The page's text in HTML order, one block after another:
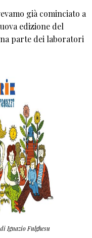
già cominciato a
edizione del
parte dei laboratori
Ignazio Fulghesu